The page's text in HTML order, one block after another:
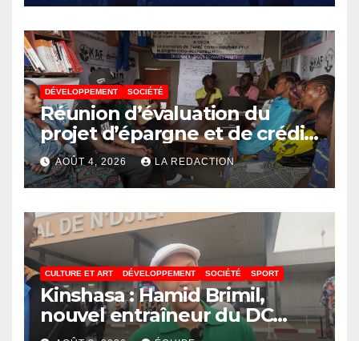
finances publiques
DÉVELOPPEMENT SOCIÉTÉ
Réunion d’évaluation du
projet d’épargne et de crédit
de JIRANI MSAADA Asbl : des
résultats encourageants et
une expansion annoncée
AOÛT 4, 2026 LA REDACTION
CULTURE ET ART DÉVELOPPEMENT SOCIÉTÉ SPORT
Kinshasa : Hamid Brimil,
nouvel entraîneur du DC
Virunga sur place, cap sur les